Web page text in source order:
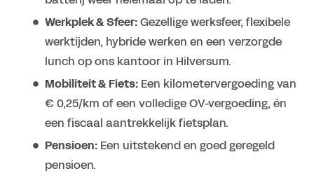
Werkplek & Sfeer:Gezellige werksfeer, flexibele
werktijden, hybride werken en een verzorgde
lunch op ons kantoor in Hilversum.
Mobiliteit & Fiets: Een kilometervergoeding van
€ 0,25/km of een volledige OV-vergoeding, én
een fiscaal aantrekkelijk fietsplan.
Pensioen: Een uitstekend en goed geregeld
pensioen.